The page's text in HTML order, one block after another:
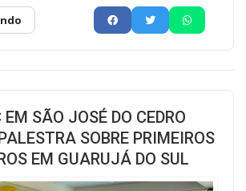
EM SÃO JOSÉ DO CEDRO
SOBRE PRIMEIROS
EM GUARUJÁ DO SUL